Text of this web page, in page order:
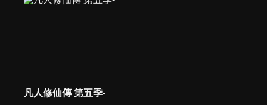
凡人修仙傳 第五季-